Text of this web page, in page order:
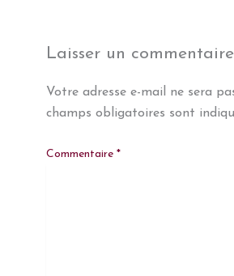
Laisser un commentaire
Votre adresse e-mail ne sera
champs obligatoires sont
Commentaire *